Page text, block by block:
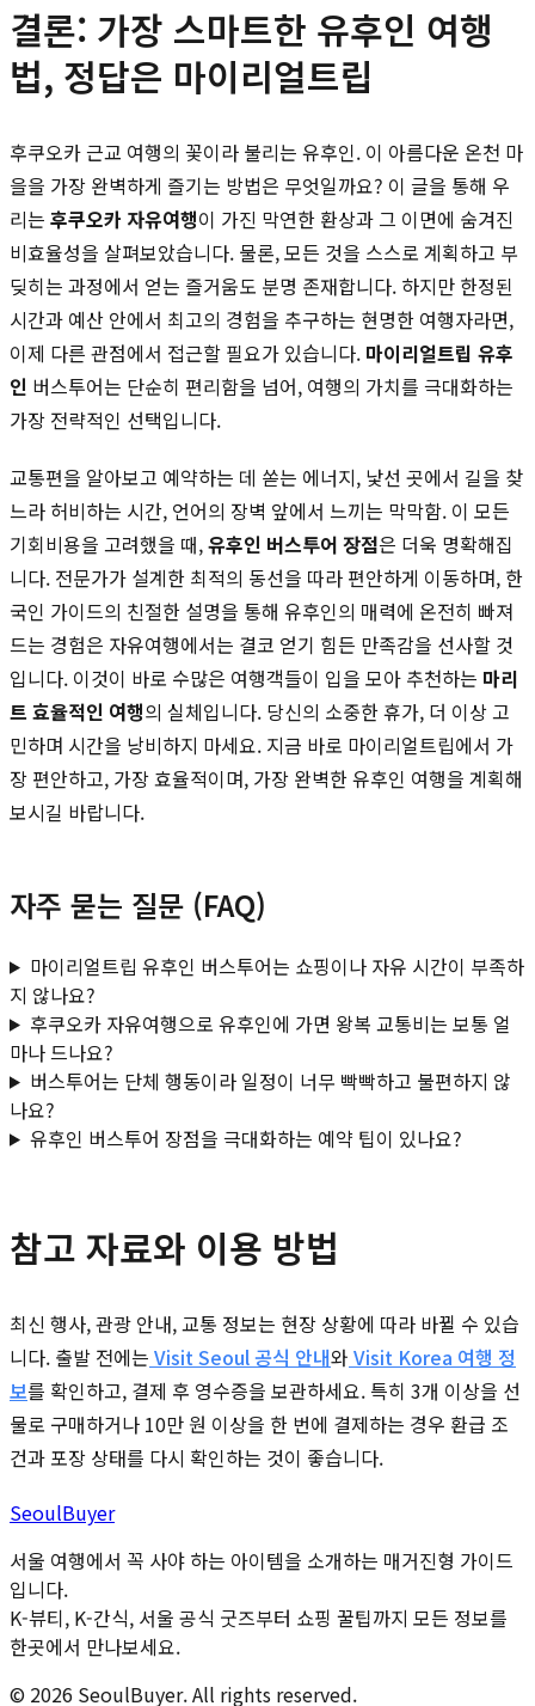
결론: 가장 스마트한 유후인 여행
법, 정답은 마이리얼트립
후쿠오카 근교 여행의 꽃이라 불리는 유후인. 이 아름다운 온천 마
을을 가장 완벽하게 즐기는 방법은 무엇일까요? 이 글을 통해 우
리는 후쿠오카 자유여행이 가진 막연한 환상과 그 이면에 숨겨진
비효율성을 살펴보았습니다. 물론, 모든 것을 스스로 계획하고 부
딪히는 과정에서 얻는 즐거움도 분명 존재합니다. 하지만 한정된
시간과 예산 안에서 최고의 경험을 추구하는 현명한 여행자라면,
이제 다른 관점에서 접근할 필요가 있습니다. 마이리얼트립 유후
인 버스투어는 단순히 편리함을 넘어, 여행의 가치를 극대화하는
가장 전략적인 선택입니다.
교통편을 알아보고 예약하는 데 쏟는 에너지, 낯선 곳에서 길을 찾
느라 허비하는 시간, 언어의 장벽 앞에서 느끼는 막막함. 이 모든
기회비용을 고려했을 때,유후인 버스투어 장점은 더욱 명확해집
니다. 전문가가 설계한 최적의 동선을 따라 편안하게 이동하며, 한
국인 가이드의 친절한 설명을 통해 유후인의 매력에 온전히 빠져
드는 경험은 자유여행에서는 결코 얻기 힘든 만족감을 선사할 것
입니다. 이것이 바로 수많은 여행객들이 입을 모아 추천하는 마리
트 효율적인 여행의 실체입니다. 당신의 소중한 휴가, 더 이상 고
민하며 시간을 낭비하지 마세요. 지금 바로 마이리얼트립에서 가
장 편안하고, 가장 효율적이며, 가장 완벽한 유후인 여행을 계획해
보시길 바랍니다.
자주 묻는 질문 (FAQ)
마이리얼트립 유후인 버스투어는 쇼핑이나 자유 시간이 부족하
지 않나요?
후쿠오카 자유여행으로 유후인에 가면 왕복 교통비는 보통 얼
마나 드나요?
버스투어는 단체 행동이라 일정이 너무 빡빡하고 불편하지 않
나요?
유후인 버스투어 장점을 극대화하는 예약 팁이 있나요?
참고 자료와 이용 방법
최신 행사, 관광 안내, 교통 정보는 현장 상황에 따라 바뀔 수 있습
니다. 출발 전에는 Visit Seoul 공식 안내와 Visit Korea 여행 정
보를 확인하고, 결제 후 영수증을 보관하세요. 특히 3개 이상을 선
물로 구매하거나 10만 원 이상을 한 번에 결제하는 경우 환급 조
건과 포장 상태를 다시 확인하는 것이 좋습니다.
SeoulBuyer
서울 여행에서 꼭 사야 하는 아이템을 소개하는 매거진형 가이드
입니다.
K-뷰티, K-간식, 서울 공식 굿즈부터 쇼핑 꿀팁까지 모든 정보를
한곳에서 만나보세요.
© 2026 SeoulBuyer. All rights reserved.